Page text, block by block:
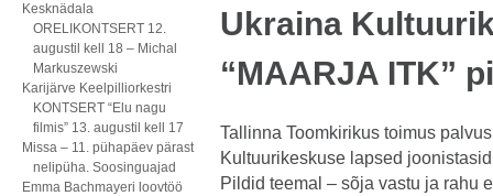
Kesknädala
ORELIKONTSERT 12.
augustil kell 18 – Michal
Markuszewski
Karijärve Keelpilliorkestri
KONTSERT “Elu nagu
filmis” 13. augustil kell 17
Missa – 11. pühapäev pärast
nelipüha. Soosinguajad
Emma Bachmayeri loovtöö
Ukraina
“MAARJA ITK”
Tallinna Toomkirikus toimus
Kultuurikeskuse lapsed
Pildid teemal – sõja vastu ja rahu